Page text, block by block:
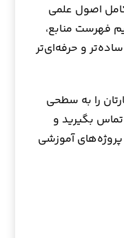
اصول علمی
فهرست منابع،
و حرفه‌ای‌تر
را به سطحی
تماس بگیرید و
آموزشی